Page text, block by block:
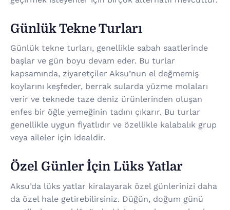
Günlük Tekne Turları
Günlük tekne turları, genellikle sabah saatlerinde
başlar ve gün boyu devam eder. Bu turlar
kapsamında, ziyaretçiler Aksu’nun el değmemiş
koylarını keşfeder, berrak sularda yüzme molaları
verir ve teknede taze deniz ürünlerinden oluşan
enfes bir öğle yemeğinin tadını çıkarır. Bu turlar
genellikle uygun fiyatlıdır ve özellikle kalabalık grup
veya aileler için idealdir.
Özel Günler İçin Lüks Yatlar
Aksu’da lüks yatlar kiralayarak özel günlerinizi daha
da özel hale getirebilirsiniz. Düğün, doğum günü